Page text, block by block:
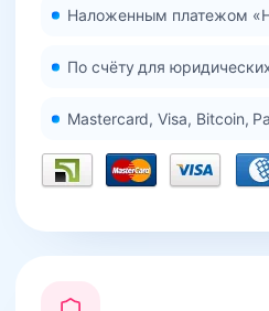
Наложенным платежом
По счёту для
Mastercard, Visa, Bitcoin,